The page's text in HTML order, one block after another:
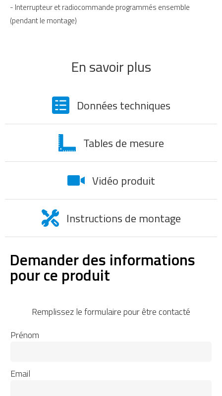
- Interrupteur et radiocommande programmés ensemble
(pendant le montage)
En savoir plus
Données techniques
Tables de mesure
Vidéo produit
Instructions de montage
Demander des informations
pour ce produit
Remplissez le formulaire pour être contacté
Prénom
Email